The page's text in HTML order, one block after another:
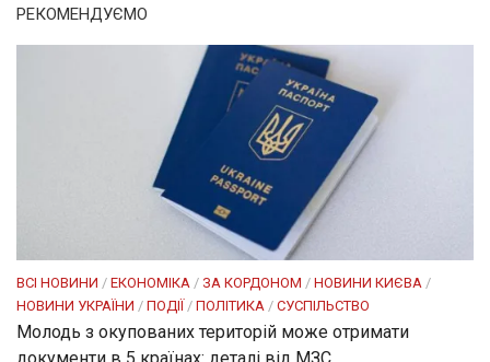
РЕКОМЕНДУЄМО
ВСІ НОВИНИ / ЕКОНОМІКА / ЗА КОРДОНОМ / НОВИНИ КИЄВА /
НОВИНИ УКРАЇНИ / ПОДІЇ / ПОЛІТИКА / СУСПІЛЬСТВО
Молодь з окупованих територій може отримати